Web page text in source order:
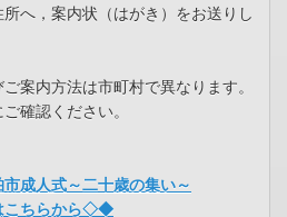
へ，案内状（はがき）をお送りし
案内方法は市町村で異なります。
確認ください。
成人式～二十歳の集い～
こちらから◇◆